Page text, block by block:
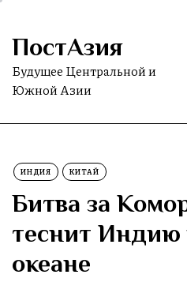
Skip
the
content
ПостАзия
Будущее Центральной и
Южной Азии
ИНДИЯ КИТАЙ
Битва за
теснит
океане